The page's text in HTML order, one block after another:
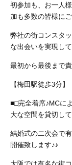
初参加も、お一人
加も多数の皆様に
弊社の街コンスタ
な出会いを実現して
最初から最後まで
【梅田駅徒歩3分】
■□完全着席♪MCに
大な空間を貸切し
結婚式の二次会で
開催致します♪♪
大阪では有名な街コ